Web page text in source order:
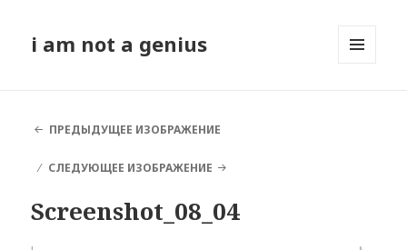
i am not a genius
ПРЕДЫДУЩЕЕ ИЗОБРАЖЕНИЕ
СЛЕДУЮЩЕЕ ИЗОБРАЖЕНИЕ
Screenshot_08_04